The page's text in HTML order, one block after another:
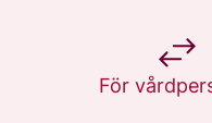
För
på 1177.se